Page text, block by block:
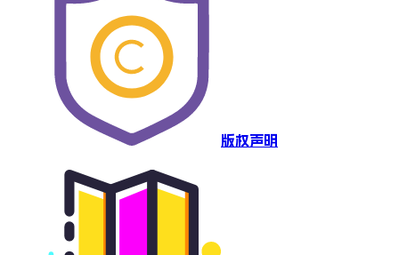
版权声明